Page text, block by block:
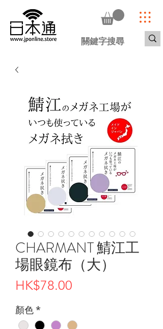
CHARMANT 鯖江工
場眼鏡布（大）
HK$78.00
顏色*